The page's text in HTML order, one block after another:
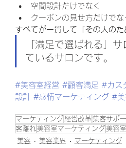
空間設計だけでなく
クーポンの見せ方だけでな
すべてが一貫して「その人の
「満足で選ばれる」
ているサロンです。
#美容室経営 #顧客満足 #カス
設計 #感情マーケティング #美
マーケティング 経営改革 集客サポ
客離れ 美容室マーケティング 美容
美容
美容業界 マーケティング